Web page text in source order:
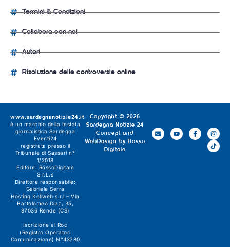
Termini & Condizioni
Collabora con noi
Autori
Risoluzione delle controversie online
Copyright © 2026
Sardegna Notizie 24
Concept and
WebDesign by Rosso
Digitale
www.sardegnanotizie24.it
è un marchio della testata
giornalistica Sardegna
Eventi24
registrata presso il
Tribunale di Sassari n°
1/2018
Editore: RossoDigitale
S.r.L.s
Direttore responsabile:
Gabriele Serra
Hosting Keliweb s.r.l – Via
Bartolomeo Diaz, 35,
87036 Rende (CS)
Iscrizione al Roc
(Registro Operatori
Comunicazione) N°43780